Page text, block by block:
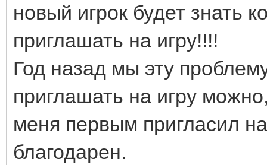
новый игрок будет знать
приглашать на игру!!!!
Год назад мы эту
приглашать на игру
меня первым пригласил
благодарен.